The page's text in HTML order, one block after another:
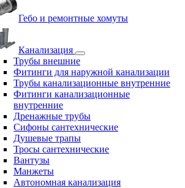
Гебо и ремонтные хомуты
Канализация
Трубы внешние
Фитинги для наружной канализации
Трубы канализационные внутренние
Фитинги канализационные
внутренние
Дренажные трубы
Сифоны сантехнические
Душевые трапы
Тросы сантехнические
Вантузы
Манжеты
Автономная канализация